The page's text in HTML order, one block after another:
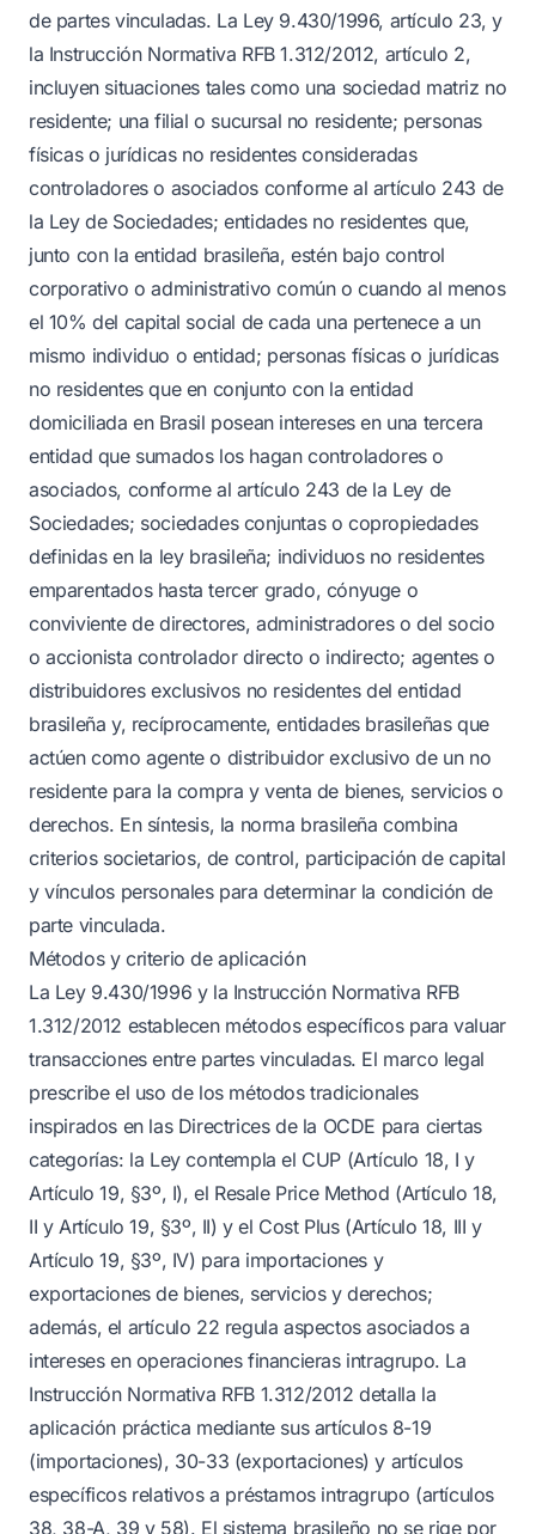
de partes vinculadas. La Ley 9.430/1996, artículo 23, y
la Instrucción Normativa RFB 1.312/2012, artículo 2,
incluyen situaciones tales como una sociedad matriz no
residente; una filial o sucursal no residente; personas
físicas o jurídicas no residentes consideradas
controladores o asociados conforme al artículo 243 de
la Ley de Sociedades; entidades no residentes que,
junto con la entidad brasileña, estén bajo control
corporativo o administrativo común o cuando al menos
el 10% del capital social de cada una pertenece a un
mismo individuo o entidad; personas físicas o jurídicas
no residentes que en conjunto con la entidad
domiciliada en Brasil posean intereses en una tercera
entidad que sumados los hagan controladores o
asociados, conforme al artículo 243 de la Ley de
Sociedades; sociedades conjuntas o copropiedades
definidas en la ley brasileña; individuos no residentes
emparentados hasta tercer grado, cónyuge o
conviviente de directores, administradores o del socio
o accionista controlador directo o indirecto; agentes o
distribuidores exclusivos no residentes del entidad
brasileña y, recíprocamente, entidades brasileñas que
actúen como agente o distribuidor exclusivo de un no
residente para la compra y venta de bienes, servicios o
derechos. En síntesis, la norma brasileña combina
criterios societarios, de control, participación de capital
y vínculos personales para determinar la condición de
parte vinculada.
Métodos y criterio de aplicación
La Ley 9.430/1996 y la Instrucción Normativa RFB
1.312/2012 establecen métodos específicos para valuar
transacciones entre partes vinculadas. El marco legal
prescribe el uso de los métodos tradicionales
inspirados en las Directrices de la OCDE para ciertas
categorías: la Ley contempla el CUP (Artículo 18, I y
Artículo 19, §3º, I), el Resale Price Method (Artículo 18,
II y Artículo 19, §3º, II) y el Cost Plus (Artículo 18, III y
Artículo 19, §3º, IV) para importaciones y
exportaciones de bienes, servicios y derechos;
además, el artículo 22 regula aspectos asociados a
intereses en operaciones financieras intragrupo. La
Instrucción Normativa RFB 1.312/2012 detalla la
aplicación práctica mediante sus artículos 8-19
(importaciones), 30-33 (exportaciones) y artículos
específicos relativos a préstamos intragrupo (artículos
38, 38-A, 39 y 58). El sistema brasileño no se rige por